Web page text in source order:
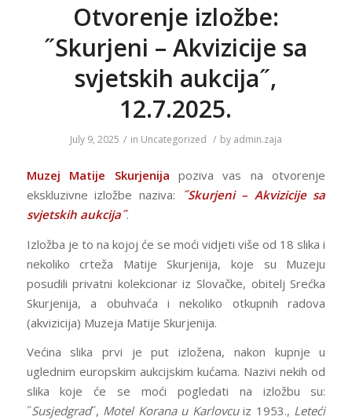
Otvorenje izložbe:
˝Skurjeni – Akvizicije sa
svjetskih aukcija˝,
12.7.2025.
July 9, 2025 / in Uncategorized / by admin.zaja
Muzej Matije Skurjenija poziva vas na otvorenje
ekskluzivne izložbe naziva:
˝Skurjeni – Akvizicije sa
svjetskih aukcija˝.
Izložba je to na kojoj će se moći vidjeti više od 18 slika i
nekoliko crteža Matije Skurjenija, koje su Muzeju
posudili privatni kolekcionar iz Slovačke, obitelj Srećka
Skurjenija, a obuhvaća i nekoliko otkupnih radova
(akvizicija) Muzeja Matije Skurjenija.
Većina slika prvi je put izložena, nakon kupnje u
uglednim europskim aukcijskim kućama. Nazivi nekih od
slika koje će se moći pogledati na izložbu su:
˝Susjedgrad˝, Motel Korana u Karlovcuiz 1953., Leteći